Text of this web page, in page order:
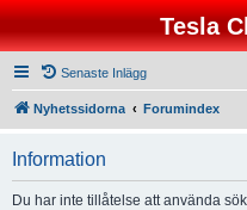
Tesla
Senaste Inlägg
Nyhetssidorna Forumindex
Information
Du har inte tillåtelse att använda